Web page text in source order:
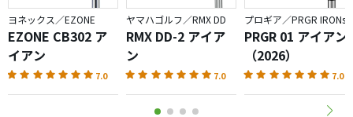
ソールが分厚いです！！！
やはり初心向けには、ダフらず滑ってくれるので扱いよさ
そうですね。
スペック的に、軽量スチールにしとけばよかったか
ヨネックス／EZONE
EZONE CB302 ア
イアン
7.0
ヤマハゴルフ／RMX DD
RMX DD-2 アイア
ン
7.0
プロギア／PRGR IRONs
PRGR 01 アイアン
（2026）
7.0